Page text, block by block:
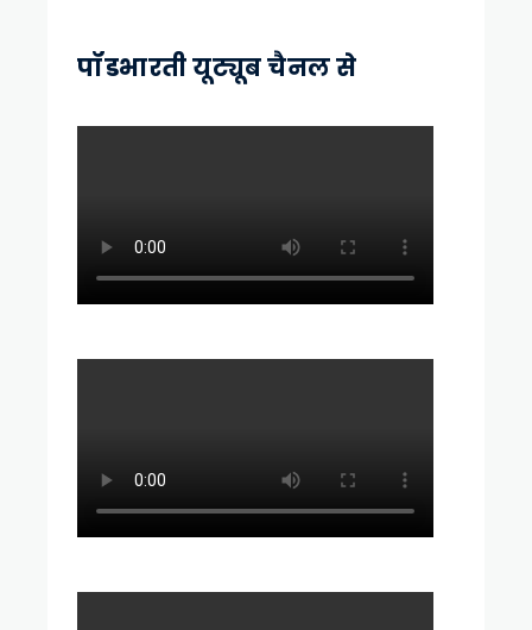
पॉडभारती यूट्यूब चैनल से